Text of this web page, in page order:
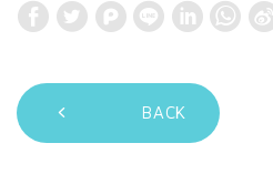
W
BACK